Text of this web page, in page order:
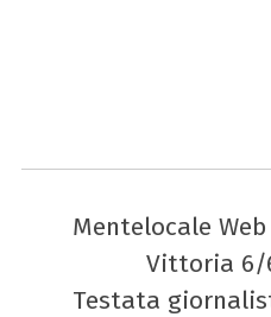
Mentelocale
Vittoria 6/
Testata